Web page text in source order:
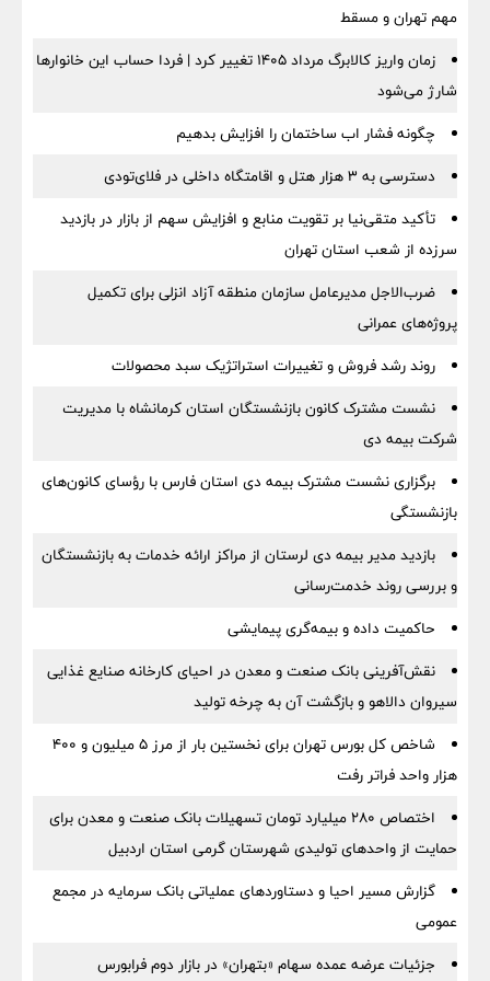
مهم تهران و مسقط
زمان واریز کالابرگ مرداد ۱۴۰۵ تغییر کرد | فردا حساب این خانوارها
شارژ می‌شود
چگونه فشار اب ساختمان را افزایش بدهیم
دسترسی به ۳ هزار هتل و اقامتگاه داخلی در فلای‌تودی
تأکید متقی‌نیا بر تقویت منابع و افزایش سهم از بازار در بازدید
سرزده از شعب استان تهران
ضرب‌الاجل مدیرعامل سازمان منطقه آزاد انزلی برای تكمیل
پروژه‌های عمرانی
روند رشد فروش و تغییرات استراتژیک سبد محصولات
نشست مشترک کانون بازنشستگان استان کرمانشاه با مدیریت
شرکت بیمه دی
برگزاری نشست مشترک بیمه دی استان فارس با رؤسای کانون‌های
بازنشستگی
بازدید مدیر بیمه دی لرستان از مراکز ارائه خدمات به بازنشستگان
و بررسی روند خدمت‌رسانی
حاکمیت داده و بیمه‌گری پیمایشی
نقش‌آفرینی بانک صنعت و معدن در احیای کارخانه صنایع غذایی
سیروان دالاهو و بازگشت آن به چرخه تولید
شاخص کل بورس تهران برای نخستین بار از مرز ۵ میلیون و ۴۰۰
هزار واحد فراتر رفت
اختصاص ۲۸۰ میلیارد تومان تسهیلات بانک صنعت و معدن برای
حمایت از واحدهای تولیدی شهرستان گرمی استان اردبیل
گزارش مسیر احیا و دستاوردهای عملیاتی بانک سرمایه در مجمع
عمومی
جزئیات عرضه عمده سهام «بتهران» در بازار دوم فرابورس